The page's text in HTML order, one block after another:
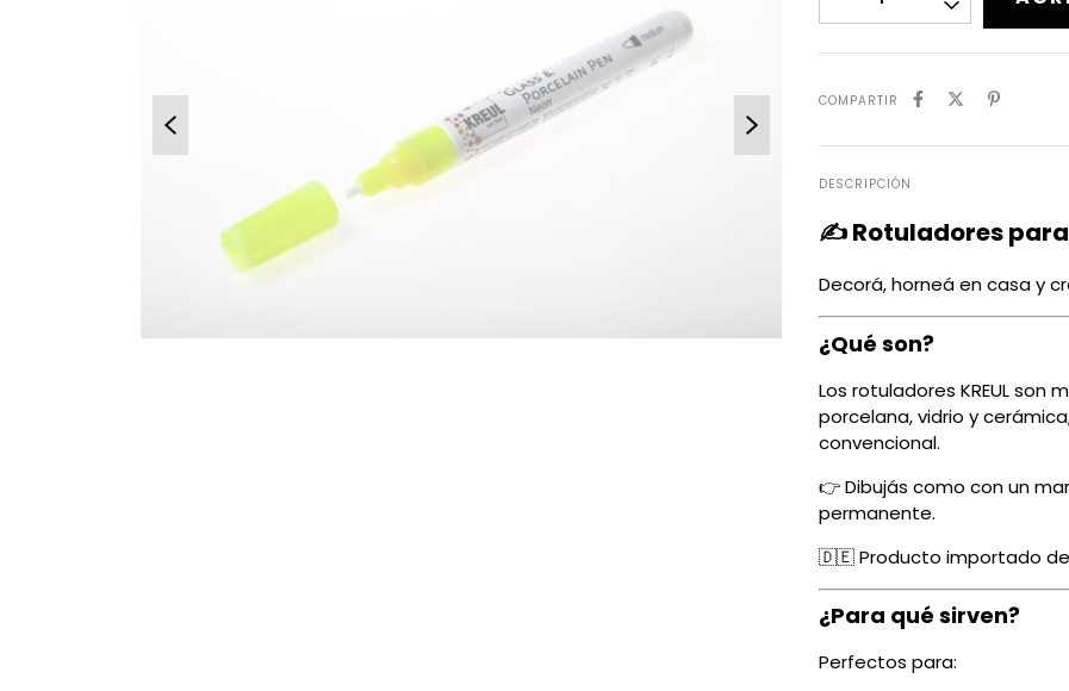
COMPARTIR
DESCRIPCIÓN
✍️ Rotuladores para
Decorá, horneá en casa y
¿Qué son?
Los rotuladores KREUL
porcelana, vidrio y
convencional.
👉 Dibujás como con un
permanente.
🇩🇪 Producto importado
¿Para qué sirven?
Perfectos para: